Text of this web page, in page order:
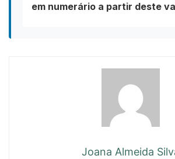
em numerário a partir deste
Joana Almeida